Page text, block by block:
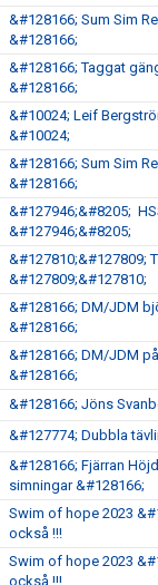
&#128166; Sum Sim
&#128166;
&#128166; Taggat
&#128166;
&#10024; Leif
&#10024;
&#128166; Sum Sim
&#128166;
&#127946;&#8205;
&#127946;&#8205;
&#127810;&#127809;
&#127809;&#127810;
&#128166; DM/JDM
&#128166;
&#128166; DM/JDM
&#128166;
&#128166; Jöns
&#127774; Dubbla
&#128166; Fjärran
simningar &#128166;
Swim of hope 2023
också !!!
Swim of hope 2023
också !!!